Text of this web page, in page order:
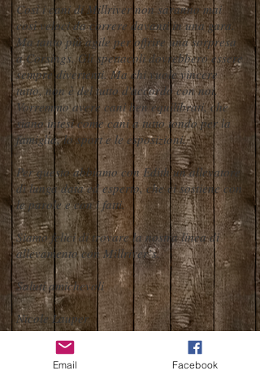
Così i cani di Millriver non saranno mai
così veloci da correre davanti in una gara.
Ma tanto più agile per offrire una sorpresa
a Corsings. Gli spettacoli dovrebbero essere
sempre divertenti. Ma chi vuole vincere
tutto, non è del tutto d'accordo con noi.
Vorremmo avere cani ben equilibrati, che
siano intesi come cani a tutto tondo per la
famiglia, lo sport e le esposizioni.
Per questo abbiamo con Edith un allevatore
di lunga data ed esperto, che ci sostiene con
le parole e con i fatti.
Siamo felici di trovare la nostra linea di
allevamento con Millriver`s.
Saluti amichevoli
Nicole Lauper
Email Facebook